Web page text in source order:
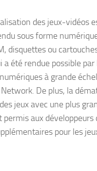
des jeux-vidéos
sous forme
disquettes ou
a été rendue possible
à grande
De plus, la
des jeux avec une plus
permis aux
pour les